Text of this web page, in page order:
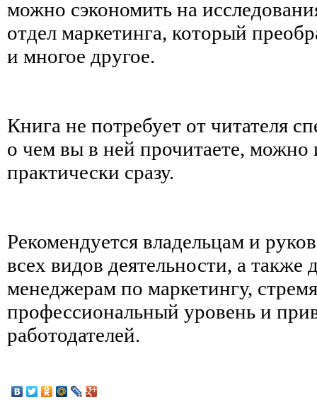
можно сэкономить на
отдел маркетинга, который
и многое другое.
Книга не потребует от читателя
о чем вы в ней прочитаете, можно
практически сразу.
Рекомендуется владельцам и
всех видов деятельности, а также
менеджерам по маркетингу,
профессиональный уровень и
работодателей.